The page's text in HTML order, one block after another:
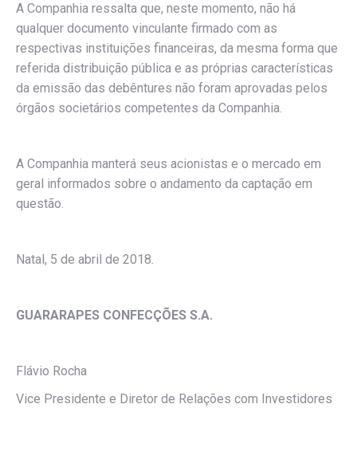
A Companhia ressalta que, neste momento, não há
qualquer documento vinculante firmado com as
respectivas instituições financeiras, da mesma forma que
referida distribuição pública e as próprias características
da emissão das debêntures não foram aprovadas pelos
órgãos societários competentes da Companhia.
A Companhia manterá seus acionistas e o mercado em
geral informados sobre o andamento da captação em
questão.
Natal, 5 de abril de 2018.
GUARARAPES CONFECÇÕES S.A.
Flávio Rocha
Vice Presidente e Diretor de Relações com Investidores